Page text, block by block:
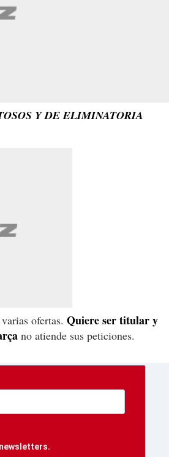
Y DE ELIMINATORIA
ofertas. Quiere ser titular y
no atiende sus peticiones.